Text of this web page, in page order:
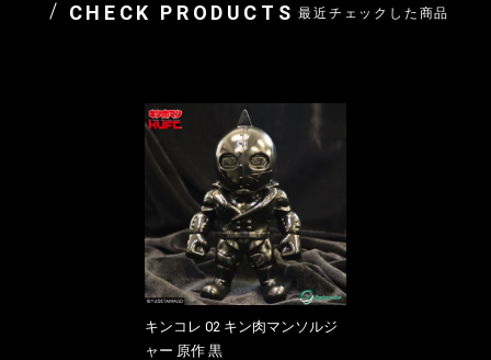
CHECK PRODUCTS 最近チェックした商品
キンコレ 02 キン肉マンソルジ
ャー 原作 黒